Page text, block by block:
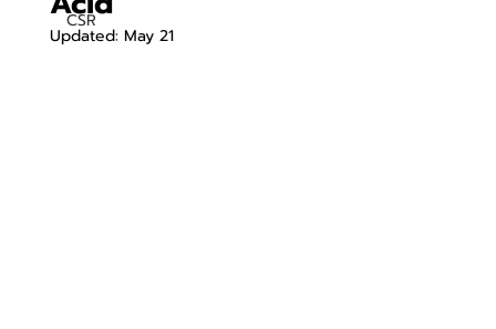
CSR
Updated: May 21